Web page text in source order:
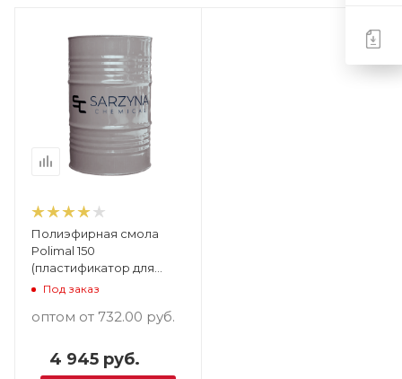
Полиэфирная смола
Polimal 150
(пластификатор для
полиэфирных смол) 5 кг
Под заказ
оптом от 732.00 руб.
4 945 руб.